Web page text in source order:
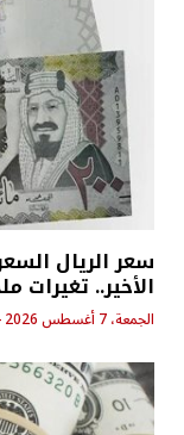
سعر الريال
الأخير..
الجمعة، 7 أغسطس 2026 - 9:00 ص